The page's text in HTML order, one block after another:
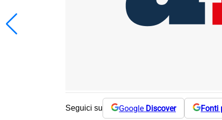
Seguici su Google Discover Fonti